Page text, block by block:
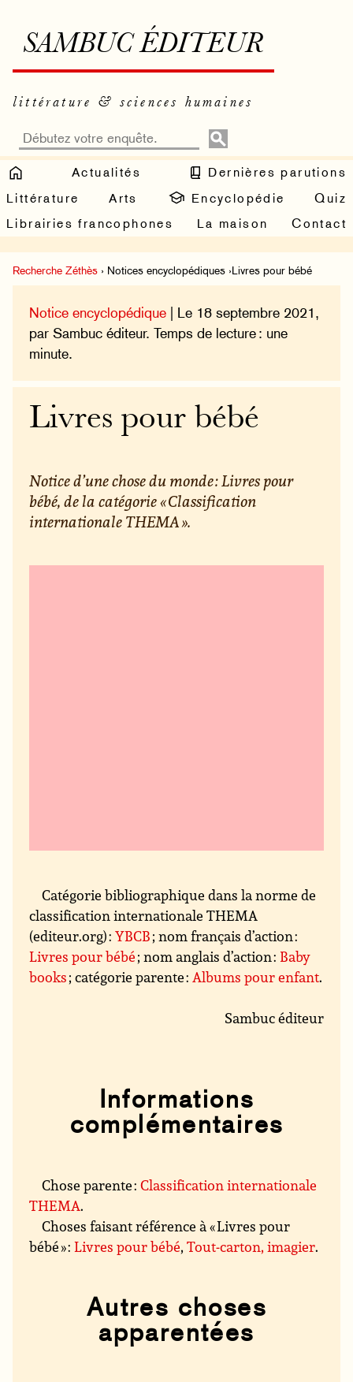
SAMBUC ÉDITEUR
littérature & sciences humaines
Actualités
Dernières parutions
Littérature
Arts Encyclopédie
Quiz
Librairies francophones
La maison Contact
Recherche Zéthès › Notices encyclopédiques ›Livres pour bébé
Notice encyclopédique | Le 18 septembre 2021,
par Sambuc éditeur. Temps de lecture : une
minute.
Livres pour bébé
Notice d’une chose du monde : Livres pour
bébé, de la catégorie « Classification
internationale THEMA ».
Catégorie bibliographique dans la norme de
classification internationale THEMA
(editeur.org) :YBCB; nom français d’action :
Livres pour bébé; nom anglais d’action : Baby
books; catégorie parente :Albums pour enfant.
Sambuc éditeur
Informations
complémentaires
Chose parente :Classification internationale
THEMA.
Choses faisant référence à « Livres pour
bébé » :Livres pour bébé,Tout-carton, imagier.
Autres choses
apparentées